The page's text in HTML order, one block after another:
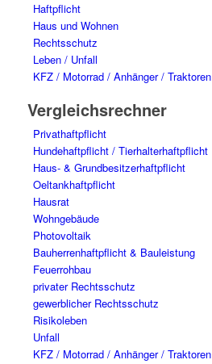
Haftpflicht
Haus und Wohnen
Rechtsschutz
Leben / Unfall
KFZ / Motorrad / Anhänger / Traktoren
Vergleichsrechner
Privathaftpflicht
Hundehaftpflicht / Tierhalterhaftpflicht
Haus- & Grundbesitzerhaftpflicht
Oeltankhaftpflicht
Hausrat
Wohngebäude
Photovoltaik
Bauherrenhaftpflicht & Bauleistung
Feuerrohbau
privater Rechtsschutz
gewerblicher Rechtsschutz
Risikoleben
Unfall
KFZ / Motorrad / Anhänger / Traktoren